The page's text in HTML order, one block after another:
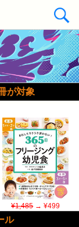
が対象
¥1,485→ ¥499
ル